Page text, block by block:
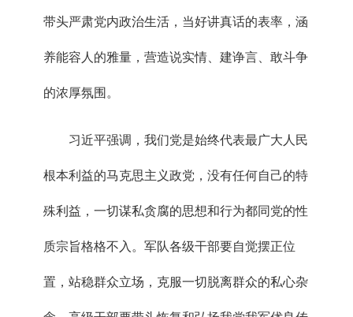
带头严肃党内政治生活，当好讲真话的表率，涵
养能容人的雅量，营造说实情、建诤言、敢斗争
的浓厚氛围。
习近平强调，我们党是始终代表最广大人民
根本利益的马克思主义政党，没有任何自己的特
殊利益，一切谋私贪腐的思想和行为都同党的性
质宗旨格格不入。军队各级干部要自觉摆正位
置，站稳群众立场，克服一切脱离群众的私心杂